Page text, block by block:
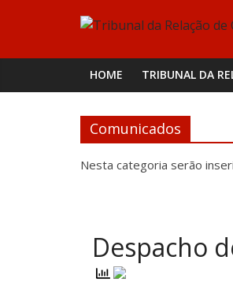
Tribunal
da
Relação
de
HOME TRIBUNAL DA
Comunicados
Nesta categoria serão
Despacho